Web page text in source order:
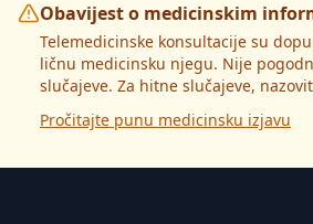
Obavijest o medicinskim
Telemedicinske konsultacije su
ličnu medicinsku njegu. Nije
slučajeve. Za hitne slučajeve,
Pročitajte punu medicinsku izjavu